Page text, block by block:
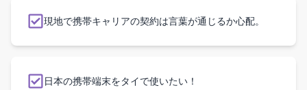
現地で携帯キャリアの契約は言葉が通じるか心配。
日本の携帯端末をタイで使いたい！